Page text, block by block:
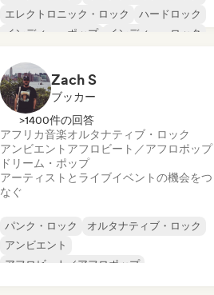
エレクトロニック・ロック
ハードロック
インディー・ポップ
インディー・ロック
Zach S
ブッカー
>1400件の回答
アフリカ音楽オルタナティブ・ロック
アンビエント アフロビート／アフロポップ
ドリーム・ポップ
アーティストとライブイベントの機会をつ
なぐ
パンク・ロック
オルタナティブ・ロック
アンビエント
アフロビート／アフロポップ